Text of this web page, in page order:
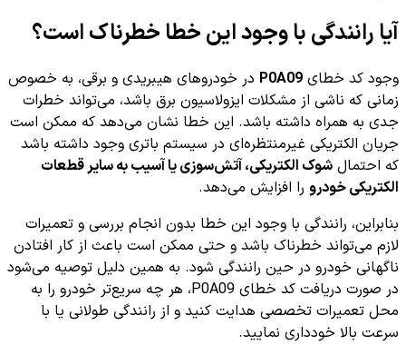
آیا رانندگی با وجود این خطا خطرناک است؟
وجود کد خطای P0A09 در خودروهای هیبریدی و برقی، به خصوص
زمانی که ناشی از مشکلات ایزولاسیون برق باشد، می‌تواند خطرات
جدی به همراه داشته باشد. این خطا نشان می‌دهد که ممکن است
جریان الکتریکی غیرمنتظره‌ای در سیستم باتری وجود داشته باشد
که احتمال شوک الکتریکی، آتش‌سوزی یا آسیب به سایر قطعات
الکتریکی خودرو را افزایش می‌دهد.
بنابراین، رانندگی با وجود این خطا بدون انجام بررسی و تعمیرات
لازم می‌تواند خطرناک باشد و حتی ممکن است باعث از کار افتادن
ناگهانی خودرو در حین رانندگی شود. به همین دلیل توصیه می‌شود
در صورت دریافت کد خطای P0A09، هر چه سریع‌تر خودرو را به
محل تعمیرات تخصصی هدایت کنید و از رانندگی طولانی یا با
سرعت بالا خودداری نمایید.